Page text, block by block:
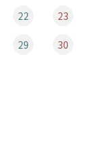
22 23
29 30